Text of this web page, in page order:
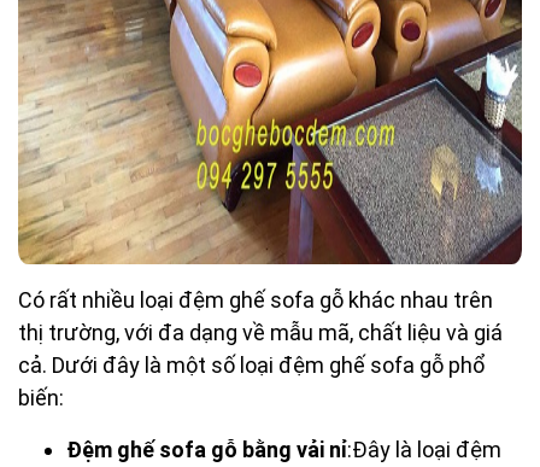
Có rất nhiều loại đệm ghế sofa gỗ khác nhau trên
thị trường, với đa dạng về mẫu mã, chất liệu và giá
cả. Dưới đây là một số loại đệm ghế sofa gỗ phổ
biến:
Đệm ghế sofa gỗ bằng vải nỉ:Đây là loại đệm